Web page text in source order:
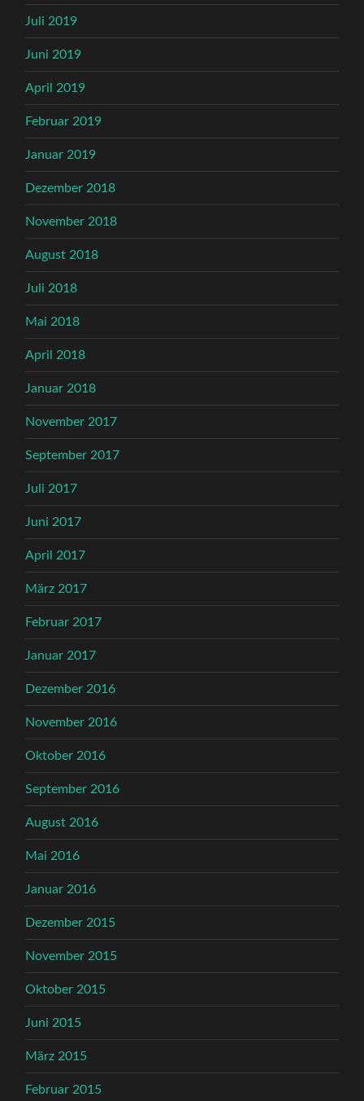
Juli 2019
Juni 2019
April 2019
Februar 2019
Januar 2019
Dezember 2018
November 2018
August 2018
Juli 2018
Mai 2018
April 2018
Januar 2018
November 2017
September 2017
Juli 2017
Juni 2017
April 2017
März 2017
Februar 2017
Januar 2017
Dezember 2016
November 2016
Oktober 2016
September 2016
August 2016
Mai 2016
Januar 2016
Dezember 2015
November 2015
Oktober 2015
Juni 2015
März 2015
Februar 2015